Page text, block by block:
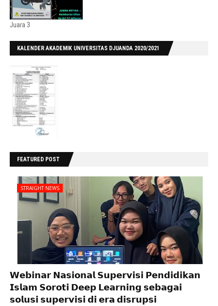
Juara 3
KALENDER AKADEMIK UNIVERSITAS DJUANDA 2020/2021
FEATURED POST
STRAIGHT NEWS
𝗪𝗲𝗯𝗶𝗻𝗮𝗿 𝗡𝗮𝘀𝗶𝗼𝗻𝗮𝗹 𝗦𝘂𝗽𝗲𝗿𝘃𝗶𝘀𝗶 𝗣𝗲𝗻𝗱𝗶𝗱𝗶𝗸𝗮𝗻
𝗜𝘀𝗹𝗮𝗺 𝗦𝗼𝗿𝗼𝘁𝗶 𝗗𝗲𝗲𝗽 𝗟𝗲𝗮𝗿𝗻𝗶𝗻𝗴 𝘀𝗲𝗯𝗮𝗴𝗮𝗶
𝘀𝗼𝗹𝘂𝘀𝗶 𝘀𝘂𝗽𝗲𝗿𝘃𝗶𝘀𝗶 𝗱𝗶 𝗲𝗿𝗮 𝗱𝗶𝘀𝗿𝘂𝗽𝘀𝗶